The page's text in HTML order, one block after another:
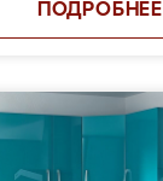
ПОДРОБНЕЕ